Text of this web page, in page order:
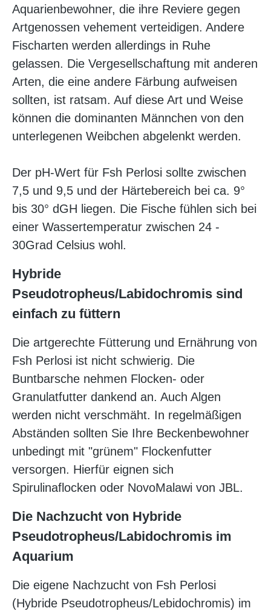
Aquarienbewohner, die ihre Reviere gegen
Artgenossen vehement verteidigen. Andere
Fischarten werden allerdings in Ruhe
gelassen. Die Vergesellschaftung mit anderen
Arten, die eine andere Färbung aufweisen
sollten, ist ratsam. Auf diese Art und Weise
können die dominanten Männchen von den
unterlegenen Weibchen abgelenkt werden.
Der pH-Wert für Fsh Perlosi sollte zwischen
7,5 und 9,5 und der Härtebereich bei ca. 9°
bis 30° dGH liegen. Die Fische fühlen sich bei
einer Wassertemperatur zwischen 24 -
30Grad Celsius wohl.
Hybride
Pseudotropheus/Labidochromis sind
einfach zu füttern
Die artgerechte Fütterung und Ernährung von
Fsh Perlosi ist nicht schwierig. Die
Buntbarsche nehmen Flocken- oder
Granulatfutter dankend an. Auch Algen
werden nicht verschmäht. In regelmäßigen
Abständen sollten Sie Ihre Beckenbewohner
unbedingt mit "grünem" Flockenfutter
versorgen. Hierfür eignen sich
Spirulinaflocken oder NovoMalawi von JBL.
Die Nachzucht von Hybride
Pseudotropheus/Labidochromis im
Aquarium
Die eigene Nachzucht von Fsh Perlosi
(Hybride Pseudotropheus/Lebidochromis) im